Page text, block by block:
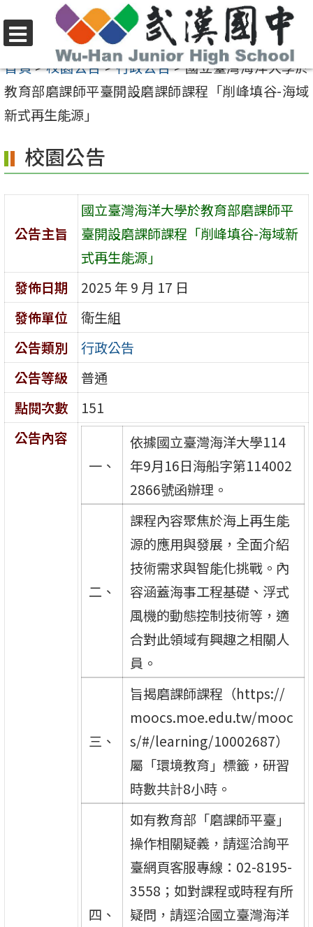
至
要
內
區
選
單
首頁>校園公告>行政公告>國立臺灣海洋大學於
教育部磨課師平臺開設磨課師課程「削峰填谷-海域
新式再生能源」
校園公告
公告主旨
國立臺灣海洋大學於教育部磨課師平
臺開設磨課師課程「削峰填谷-海域新
式再生能源」
發佈日期
2025 年 9 月 17 日
發佈單位
衛生組
公告類別
行政公告
公告等級
普通
點閱次數
151
公告內容
一、
依據國立臺灣海洋大學114
年9月16日海船字第114002
2866號函辦理。
二、
課程內容聚焦於海上再生能
源的應用與發展，全面介紹
技術需求與智能化挑戰。內
容涵蓋海事工程基礎、浮式
風機的動態控制技術等，適
合對此領域有興趣之相關人
員。
三、
旨揭磨課師課程（https://
moocs.moe.edu.tw/mooc
s/#/learning/10002687）
屬「環境教育」標籤，研習
時數共計8小時。
四、
如有教育部「磨課師平臺」
操作相關疑義，請逕洽詢平
臺網頁客服專線：02-8195-
3558；如對課程或時程有所
疑問，請逕洽國立臺灣海洋